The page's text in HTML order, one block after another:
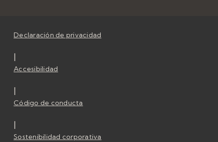
Declaración de privacidad
|
Accesibilidad
|
Código de conducta
|
Sostenibilidad corporativa